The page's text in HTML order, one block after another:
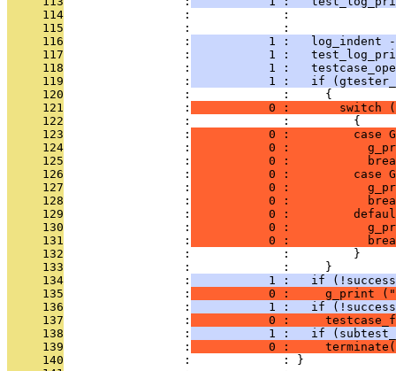
     114
:             :
     115
:             :
     116
                 :
1 :   log_indent
     117
                 :
1 :
     118
                 :
1 :
     119
                 :
1 :   if
     120
                 :             :     {
     121
                 :
0 :       switch
     122
                 :             :         {
     123
                 :
0 :         case
     124
                 :
0 :
     125
                 :
0 :
     126
                 :
0 :         case
     127
                 :
0 :
     128
                 :
0 :
     129
                 :
0 :
     130
                 :
0 :
     131
                 :
0 :
     132
                 :             :         }
     133
                 :             :     }
     134
                 :
1 :   if
     135
                 :
0 :     g_print
     136
                 :
1 :   if
     137
                 :
0 :
     138
                 :
1 :   if
     139
                 :
0 :
     140
                 :             : }